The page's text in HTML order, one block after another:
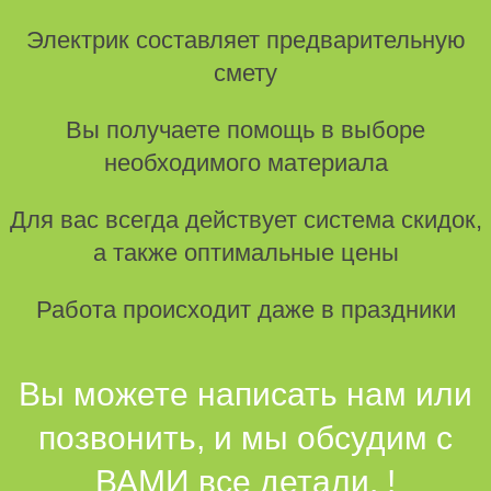
Электрик составляет предварительную
смету
Вы получаете помощь в выборе
необходимого материала
Для вас всегда действует система скидок,
а также оптимальные цены
Работа происходит даже в праздники
Вы можете написать нам или
позвонить, и мы обсудим с
ВАМИ все детали. !